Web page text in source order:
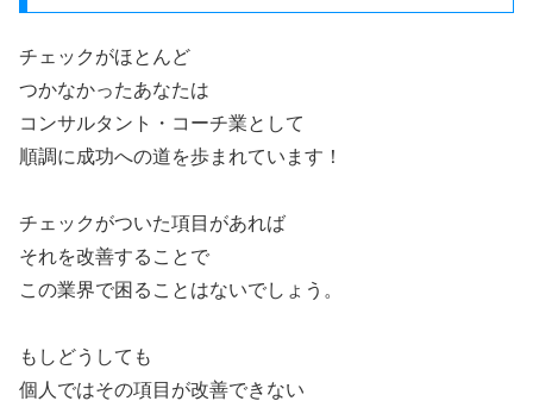
チェックがほとんど
つかなかったあなたは
コンサルタント・コーチ業として
順調に成功への道を歩まれています！
チェックがついた項目があれば
それを改善することで
この業界で困ることはないでしょう。
もしどうしても
個人ではその項目が改善できない